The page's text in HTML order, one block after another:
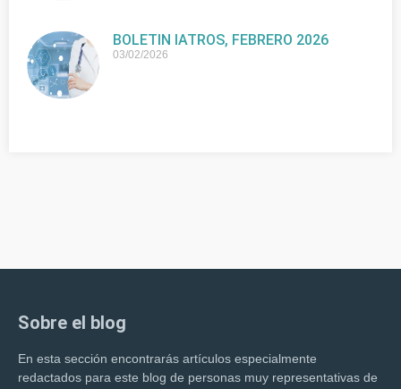
BOLETIN IATROS, FEBRERO 2026
03/02/2026
Sobre el blog
En esta sección encontrarás artículos especialmente
redactados para este blog de personas muy representativas de